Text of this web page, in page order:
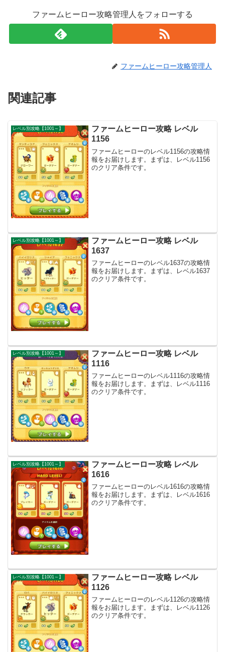
ファームヒーロー攻略管理人をフォローする
ファームヒーロー攻略管理人
関連記事
レベル別攻略【1001～】
ファームヒーロー攻略 レベル
1156
ファームヒーローのレベル1156の攻略情
報をお届けします。まずは、レベル1156
のクリア条件です。
レベル別攻略【1001～】
ファームヒーロー攻略 レベル
1637
ファームヒーローのレベル1637の攻略情
報をお届けします。まずは、レベル1637
のクリア条件です。
レベル別攻略【1001～】
ファームヒーロー攻略 レベル
1116
ファームヒーローのレベル1116の攻略情
報をお届けします。まずは、レベル1116
のクリア条件です。
レベル別攻略【1001～】
ファームヒーロー攻略 レベル
1616
ファームヒーローのレベル1616の攻略情
報をお届けします。まずは、レベル1616
のクリア条件です。
レベル別攻略【1001～】
ファームヒーロー攻略 レベル
1126
ファームヒーローのレベル1126の攻略情
報をお届けします。まずは、レベル1126
のクリア条件です。